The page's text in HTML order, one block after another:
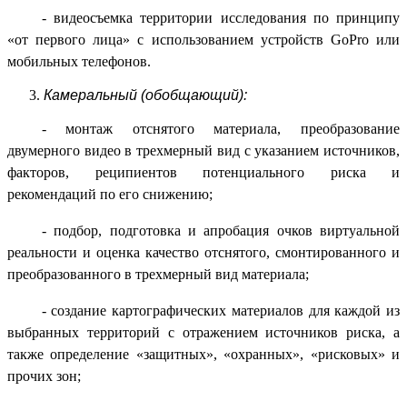
- видеосъемка территории исследования по принципу
«от первого лица» с использованием устройств GoPro или
мобильных телефонов.
Камеральный (обобщающий):
- монтаж отснятого материала, преобразование
двумерного видео в трехмерный вид с указанием источников,
факторов, реципиентов потенциального риска и
рекомендаций по его снижению;
- подбор, подготовка и апробация очков виртуальной
реальности и оценка качество отснятого, смонтированного и
преобразованного в трехмерный вид материала;
- создание картографических материалов для каждой из
выбранных территорий с отражением источников риска, а
также определение «защитных», «охранных», «рисковых» и
прочих зон;